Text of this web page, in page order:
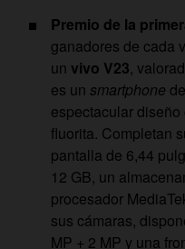
Premio de la
ganadores de cada
un vivo V23,
es un smartphone
espectacular
fluorita. Completan
pantalla de 6,44
12 GB, un
procesador
sus cámaras,
MP + 2 MP y una